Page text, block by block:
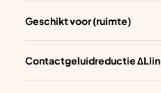
Geschikt voor (ruimte)
Contactgeluidreductie ∆Llin